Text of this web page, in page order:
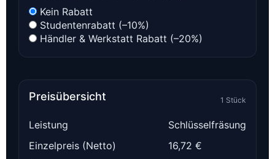
Kein Rabatt
Studentenrabatt (–10%)
Händler & Werkstatt Rabatt (–20%)
Preisübersicht 1 Stück
Leistung
Schlüsselfräsung
Einzelpreis (Netto)
16,72 €